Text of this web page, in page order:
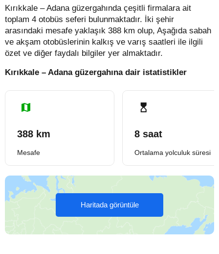
Kırıkkale – Adana güzergahında çeşitli firmalara ait
toplam 4 otobüs seferi bulunmaktadır. İki şehir
arasındaki mesafe yaklaşık 388 km olup, Aşağıda sabah
ve akşam otobüslerinin kalkış ve varış saatleri ile ilgili
özet ve diğer faydalı bilgiler yer almaktadır.
Kırıkkale – Adana güzergahına dair istatistikler
388 km
Mesafe
8 saat
Ortalama yolculuk süresi
Haritada görüntüle